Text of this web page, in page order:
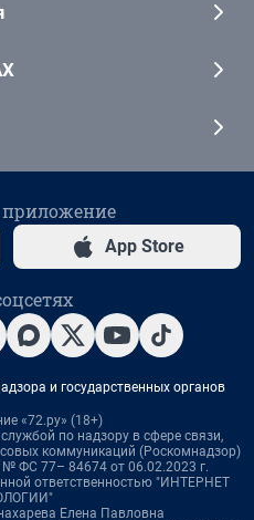
App Store
и государственных органов
«72.ру» (18+)
по надзору в сфере связи,
коммуникаций (Роскомнадзор)
ФС 77– 84674 от 06.02.2023 г.
ответственностью "ИНТЕРНЕТ
Елена Павловна